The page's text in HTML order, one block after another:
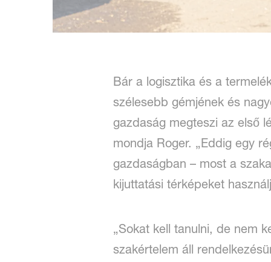
Bár a logisztika és a
szélesebb gémjének és
gazdaság megteszi az első
mondja Roger. „Eddig egy
gazdaságban – most a
kijuttatási térképeket
„Sokat kell tanulni, de nem
szakértelem áll